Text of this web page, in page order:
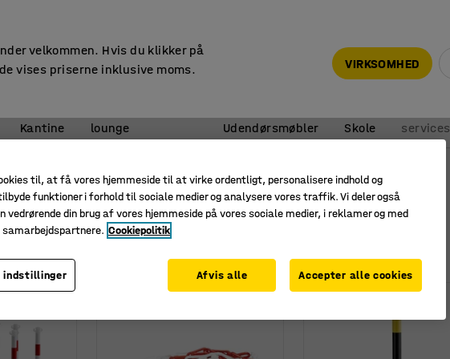
Kantine
lounge
Udendørsmøbler Skole
services
Højde Materiale
velkommen. Hvis du klikker på
vises priserne inklusive moms.
VIRKSOMHED
til, at få vores hjemmeside til at virke ordentligt, personalisere indhold og
funktioner i forhold til sociale medier og analysere vores traffik. Vi deler også
vedrørende din brug af vores hjemmeside på vores sociale medier, i reklamer og med
Cookiepolitik
indstillinger Afvis alle Accepter alle cookies